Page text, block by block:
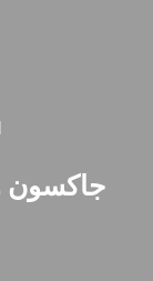
جاكسون